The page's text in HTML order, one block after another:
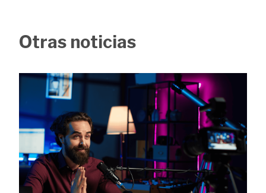
Otras noticias
Image